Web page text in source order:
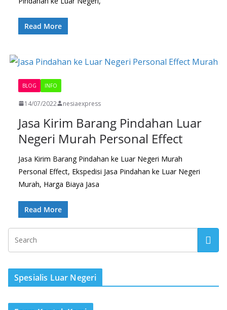
Read More
BLOG INFO
14/07/2022 nesiaexpress
Jasa Kirim Barang Pindahan Luar
Negeri Murah Personal Effect
Jasa Kirim Barang Pindahan ke Luar Negeri Murah
Personal Effect, Ekspedisi Jasa Pindahan ke Luar Negeri
Murah, Harga Biaya Jasa
Read More
Spesialis Luar Negeri